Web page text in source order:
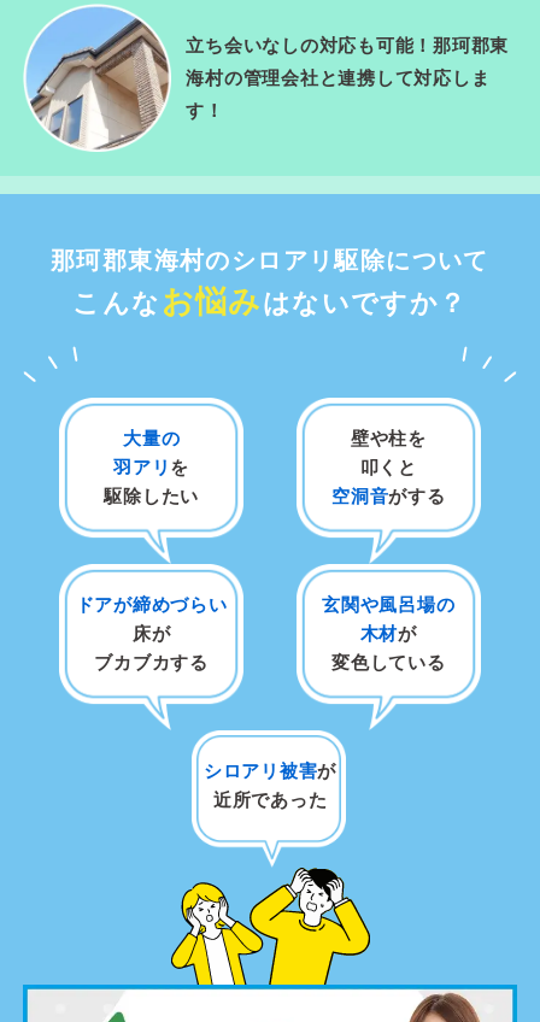
立ち会いなしの対応も可能！那珂郡東
海村の管理会社と連携して対応しま
す！
那珂郡東海村のシロアリ駆除について
こんな お悩みはないですか？
大量の
羽アリ を
駆除したい
壁や柱を
叩くと
空洞音がする
ドアが締めづらい
床が
ブカブカする
玄関や風呂場の
木材が
変色している
シロアリ被害が
近所であった